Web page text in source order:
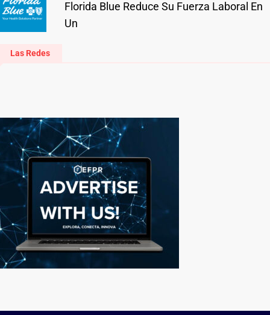
Florida Blue Reduce Su Fuerza Laboral En
Un
Las Redes